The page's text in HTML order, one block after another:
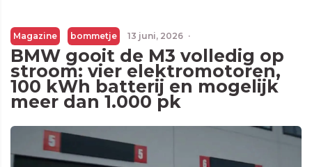
Magazine bommetje 13 juni, 2026 ·
BMW gooit de M3 volledig op
stroom: vier elektromotoren,
100 kWh batterij en mogelijk
meer dan 1.000 pk